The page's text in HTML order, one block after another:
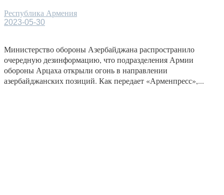
Республика Армения
2023-05-30
Министерство обороны Азербайджана распространило
очередную дезинформацию, что подразделения Армии
обороны Арцаха открыли огонь в направлении
азербайджанских позиций. Как передает «Арменпресс»,...